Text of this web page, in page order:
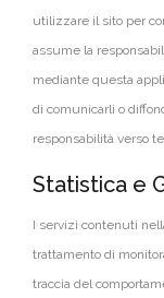
utilizzare il sito per
assume la
mediante questa
di comunicarli o
responsabilità verso
Statistica e
I servizi contenuti
trattamento di
traccia del